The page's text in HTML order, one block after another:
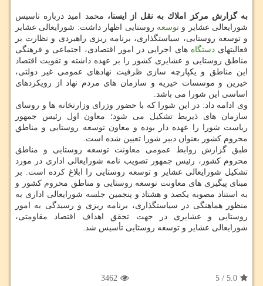
به گزارش مركز املاك به نقل از ایسنا، محمد امید درباره تاسیس
شورایعالی عشایر وتوسعه روستایی اظهار داشت: شورایعالی عشایر
و توسعه روستایی، سیاستگذاری، برنامه ریزی راهبردی و نظارت بر
فعالیتهایدستگاه های اجرایی در امور اقتصادی، اجتماعی و فرهنگی
مناطق روستایی و عشایری كشور را بر عهده داشته و تقویت اقتصاد
این مناطق و یكپارچه سازی ظرفیت نهادهای عمومی غیر دولتی،
خیرین و موسسات خیریه و سازمان های مردم نهاد از رویكردهای
اساسی این شورا می باشد.
وی ادامه داد: در این شورا كه با حضور وزرای وزارتخانه ها و روسای
سازمان های ذیربط تشكیل می شود؛ معاون اول رئیس جمهور
ریاست شورا را عهده دار بوده و معاون توسعه روستایی و مناطق
محروم كشور بعنوان دبیر شورا تعیین شده است.
طبق گزارش روابط عمومی معاونت توسعه روستایی و مناطق
محروم كشور، رئیس جمهور تصویب نامه شورایعالی اداری در مورد
تشكیل شورایعالی عشایر و توسعه روستایی را ابلاغ كرده است. بر
مبنای پیگیری های معاونت توسعه روستایی و مناطق محروم كشور و
به استناد مصوبه یكصد و هشتاد و پنجمین جلسه شورایعالی اداری به
منظور هماهنگی در سیاستگذاری، برنامه ریزی و رسیدگی به امور
روستایی و عشایری در جهت تحقق اهداف اقتصاد مقاومتی،
شورایعالی عشایر و توسعه روستایی تأسیس شد.
5.0
/
5
3462